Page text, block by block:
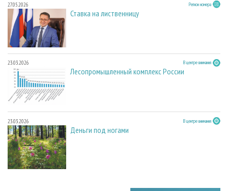
27.05.2026 Регион номера
Ставка на лиственницу
23.03.2026 В центре внимания
Лесопромышленный комплекс России
23.03.2026 В центре внимания
Деньги под ногами